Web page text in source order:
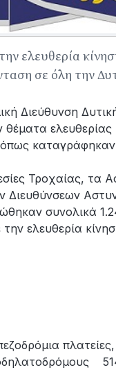
ελευθερία
σε όλη την
Διεύθυνση
Τροχαίας, τα
συνολικά
ελευθερία
πλατείες,